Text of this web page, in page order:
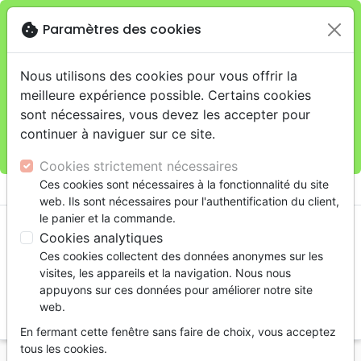
Je veux retirer ma commande au 4, rue Audubon
(Gare de Lyon), Parisclose
warningCette boutique en ligne est limitée au retrait en
magasin.
Pour les livraisons à domicile, veuillez passer vos
commandes sur la boutique La Maison de la Bible
shopping_cart
cookie Paramètres des cookies
Nous utilisons des cookies pour vous offrir la
meilleure expérience possible. Certains cookies
sont nécessaires, vous devez les accepter pour
continuer à naviguer sur ce site.
Cookies strictement nécessaires
Ces cookies sont nécessaires à la fonctionnalité du site
web. Ils sont nécessaires pour l'authentification du client,
le panier et la commande.
Cookies analytiques
Ces cookies collectent des données anonymes sur les
visites, les appareils et la navigation. Nous nous
appuyons sur ces données pour améliorer notre site
web.
En fermant cette fenêtre sans faire de choix, vous acceptez
tous les cookies.